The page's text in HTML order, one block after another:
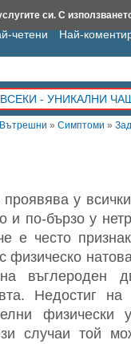
Вътрешни » Симптоми »
у
и по-бързо у
е често
физическо
въглероден
Недостиг
физически
случаи той
четени Най-
- УНИКАЛНИ
BauBau.bg NewAge.bg
си. С